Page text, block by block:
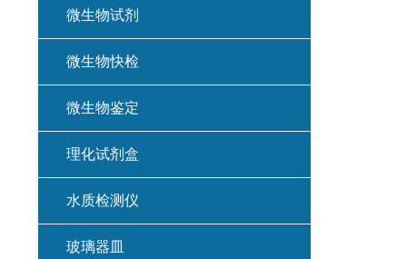
微生物试剂
微生物快检
微生物鉴定
理化试剂盒
水质检测仪
玻璃器皿